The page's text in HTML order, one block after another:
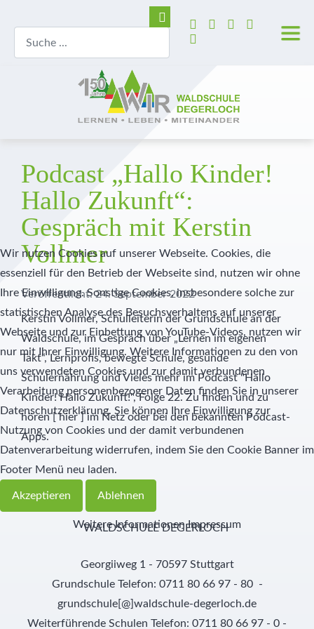
Podcast „Hallo Kinder!
Hallo Zukunft“:
Gespräch mit Kerstin
Vollmer
Veröffentlicht: 24. September 2022
Kerstin Vollmer, Schulleiterin der Grundschule an der
Waldschule, im Gespräch über „Lernen im eigenen
Takt“, Lernprofis, bewegte Schule, gesunde
Schulernährung und Vieles mehr im Podcast "Hallo
Kinder! Hallo Zukunft!", Folge 22. Zu finden und zu
hören [hier] im Netz oder bei den bekannten Podcast-
Apps.
WALDSCHULE DEGERLOCH
Georgiiweg 1 - 70597 Stuttgart
Grundschule Telefon: 0711 80 66 97 - 80 -
grundschule[@]waldschule-degerloch.de
Weiterführende Schulen Telefon: 0711 80 66 97 - 0 -
Wir nutzen Cookies auf unserer Webseite. Cookies, die
essenziell für den Betrieb der Webseite sind, nutzen wir ohne
Ihre Einwilligung. Sonstige Cookies, insbesondere solche zur
statistischen Analyse des Besuchsverhaltens auf unserer
Webseite und zur Einbettung von YouTube-Videos, nutzen wir
nur mit Ihrer Einwilligung. Weitere Informationen zu den von
uns verwendeten Cookies und zur damit verbundenen
Verarbeitung personenbezogener Daten finden Sie in unserer
Datenschutzerklärung. Sie können Ihre Einwilligung zur
Nutzung von Cookies und der damit verbundenen
Datenverarbeitung widerrufen, indem Sie den Cookie Banner im
Footer Menü neu laden.
Akzeptieren Ablehnen
Weitere Informationen Impressum